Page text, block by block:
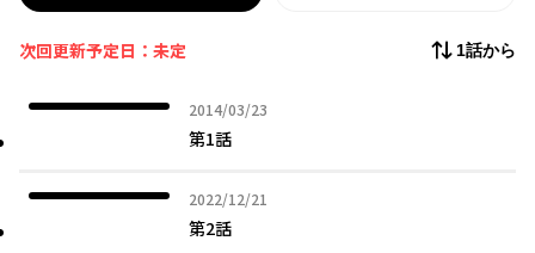
次回更新予定日：未定 1話から
2014/03/23
2014年03月23日
第1話
2022/12/21
2022年12月21日
第2話